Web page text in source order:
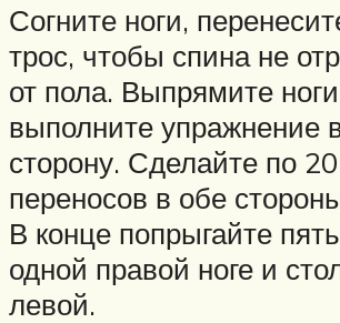
Согните ноги,
трос, чтобы спина не
от пола. Выпрямите
выполните упражнение
сторону. Сделайте по
переносов в обе
В конце попрыгайте
одной правой ноге и
левой.